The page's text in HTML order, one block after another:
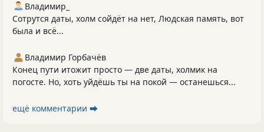
Владимир_
Сотрутся даты, холм сойдёт на нет, Людская память, вот
была и всё...
Владимир Горбачёв
Конец пути итожит просто — две даты, холмик на
погосте. Но, хоть уйдёшь ты на покой — останешься...
ещё комментарии ⮕